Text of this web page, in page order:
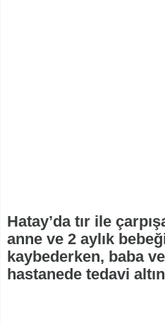
Hatay’da tır ile
anne ve 2 aylık
kaybederken, baba
hastanede tedavi